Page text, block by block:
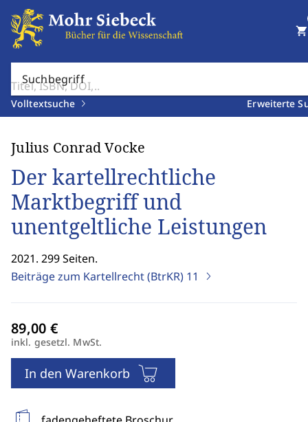
Suchbegriff
Volltextsuche Erweiterte
shopping_cart
Julius Conrad Vocke
Der kartellrechtliche
Marktbegriff und
unentgeltliche Leistungen
2021. 299 Seiten.
Beiträge zum Kartellrecht (BtrKR) 11
inkl. gesetzl. MwSt.
In den Warenkorb